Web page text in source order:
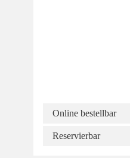
Online bestellbar
Reservierbar